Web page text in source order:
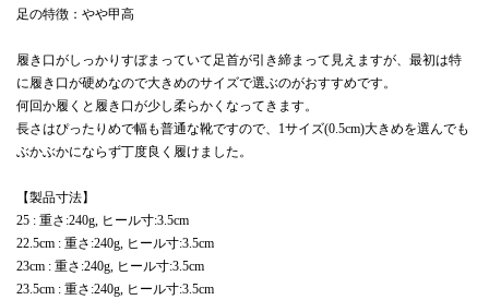
足の特徴：やや甲高
履き口がしっかりすぼまっていて足首が引き締まって見えますが、最初は特
に履き口が硬めなので大きめのサイズで選ぶのがおすすめです。
何回か履くと履き口が少し柔らかくなってきます。
長さはぴったりめで幅も普通な靴ですので、1サイズ(0.5cm)大きめを選んでも
ぶかぶかにならず丁度良く履けました。
【製品寸法】
25 : 重さ:240g, ヒール寸:3.5cm
22.5cm : 重さ:240g, ヒール寸:3.5cm
23cm : 重さ:240g, ヒール寸:3.5cm
23.5cm : 重さ:240g, ヒール寸:3.5cm